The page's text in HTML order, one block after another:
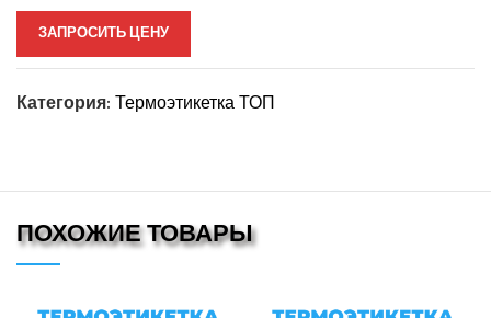
ЗАПРОСИТЬ ЦЕНУ
Категория:Термоэтикетка ТОП
ПОХОЖИЕ ТОВАРЫ